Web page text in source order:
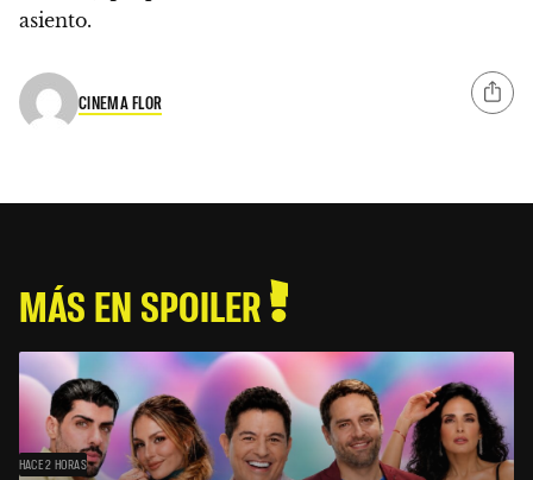
asiento.
CINEMA FLOR
MÁS EN SPOILER
HACE 2 HORAS